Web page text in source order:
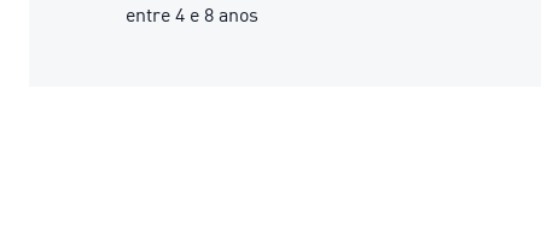
entre 4 e 8 anos